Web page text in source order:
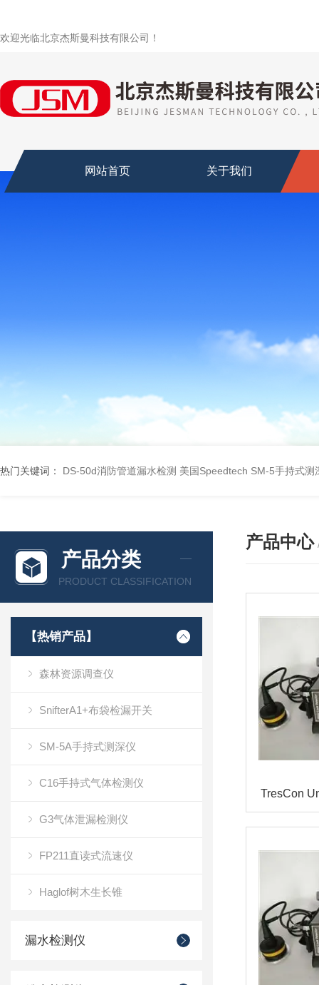
欢迎光临北京杰斯曼科技有限公司！
网站首页 关于我们
热门关键词： DS-50d消防管道漏水检测 美国Speedtech SM-5手持式测
产品分类
PRODUCT CLASSIFICATION
【热销产品】
森林资源调查仪
SnifterA1+布袋检漏开关
SM-5A手持式测深仪
C16手持式气体检测仪
G3气体泄漏检测仪
FP211直读式流速仪
Haglof树木生长锥
漏水检测仪
产品中心